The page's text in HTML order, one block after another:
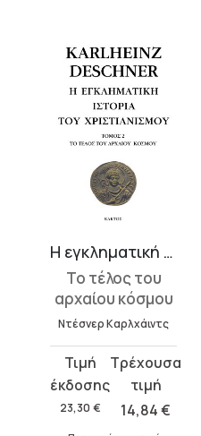
Η εγκληματική ιστορία του χριστιανισμού 2
Το τέλος του
αρχαίου κόσμου
Ντέσνερ Καρλχάιντς
23,30 €
Original
price
was:
14,84€
τρέχουσα
τιμή